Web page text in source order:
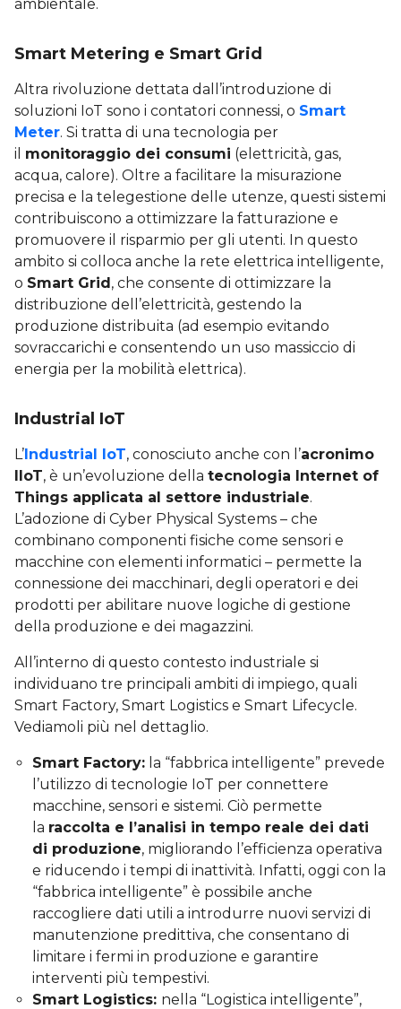
ambientale.
Smart Metering e Smart Grid
Altra rivoluzione dettata dall’introduzione di
soluzioni IoT sono i contatori connessi, o Smart
Meter. Si tratta di una tecnologia per
il monitoraggio dei consumi (elettricità, gas,
acqua, calore). Oltre a facilitare la misurazione
precisa e la telegestione delle utenze, questi sistemi
contribuiscono a ottimizzare la fatturazione e
promuovere il risparmio per gli utenti. In questo
ambito si colloca anche la rete elettrica intelligente,
o Smart Grid, che consente di ottimizzare la
distribuzione dell’elettricità, gestendo la
produzione distribuita (ad esempio evitando
sovraccarichi e consentendo un uso massiccio di
energia per la mobilità elettrica).
Industrial IoT
L’Industrial IoT, conosciuto anche con l’acronimo
IIoT, è un’evoluzione della tecnologia Internet of
Things applicata al settore industriale.
L’adozione di Cyber Physical Systems – che
combinano componenti fisiche come sensori e
macchine con elementi informatici – permette la
connessione dei macchinari, degli operatori e dei
prodotti per abilitare nuove logiche di gestione
della produzione e dei magazzini.
All’interno di questo contesto industriale si
individuano tre principali ambiti di impiego, quali
Smart Factory, Smart Logistics e Smart Lifecycle.
Vediamoli più nel dettaglio.
Smart Factory: la “fabbrica intelligente” prevede
l’utilizzo di tecnologie IoT per connettere
macchine, sensori e sistemi. Ciò permette
la raccolta e l’analisi in tempo reale dei dati
di produzione, migliorando l’efficienza operativa
e riducendo i tempi di inattività. Infatti, oggi con la
“fabbrica intelligente” è possibile anche
raccogliere dati utili a introdurre nuovi servizi di
manutenzione predittiva, che consentano di
limitare i fermi in produzione e garantire
interventi più tempestivi.
Smart Logistics: nella “Logistica intelligente”,